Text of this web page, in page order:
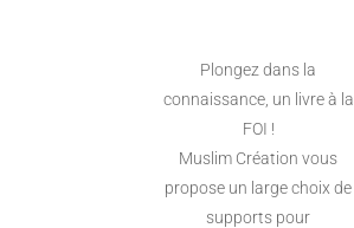
Plongez dans la
connaissance, un livre à la
FOI !
Muslim Création vous
propose un large choix de
supports pour